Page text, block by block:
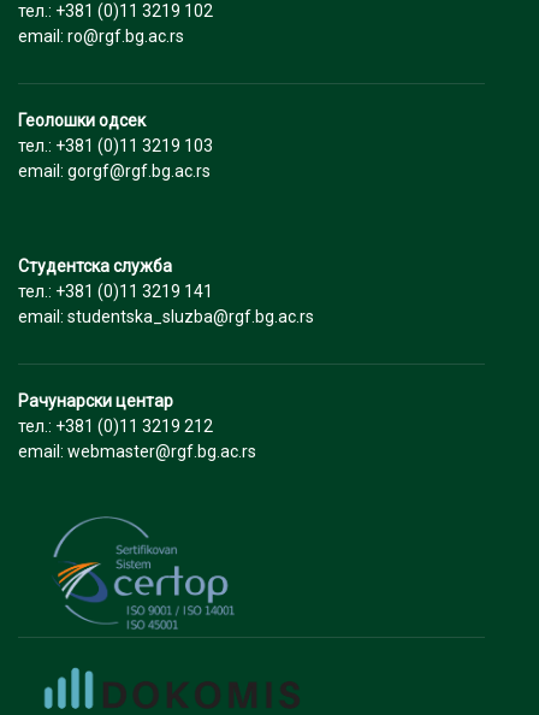
тел.: +381 (0)11 3219 102
email: ro@rgf.bg.ac.rs
Геолошки одсек
тел.: +381 (0)11 3219 103
email: gorgf@rgf.bg.ac.rs
Студентска служба
тел.: +381 (0)11 3219 141
email: studentska_sluzba@rgf.bg.ac.rs
Рачунарски центар
тел.: +381 (0)11 3219 212
email: webmaster@rgf.bg.ac.rs